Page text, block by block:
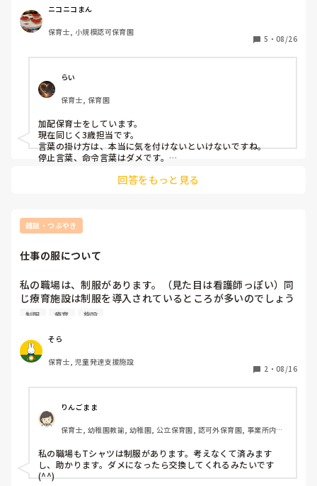
言われてもちゃんと理解しようとしてやろうとするのです
が。
どう対応していってあげたらいいのかなぁと。
私がそばにいる時は、肩トントンして、顔見て話したり、一
緒にやってみたりするのですが。毎回側についてるわけでは
ないし、他の先生は結構口調がキツかったりもするので、萎
縮するのもわかる気はするんですけど。。
療育とか発達支援って考えた時にどんな声かけ、対応がいい
のか教えていただきたいなぁと。
ニコニコまん
保育士, 小規模認可保育園
5 ・ 08/26
らい
保育士, 保育園
加配保育士をしています。
現在同じく3歳担当です。
言葉の掛け方は、本当に気を付けないといけないですね。
停止言葉、命令言葉はダメです。
事が続くとやりたくなくなってしまうと思います。
「疲れちゃったね」「分からなくなっちゃった？」
新しい事だと、先が見えないので分からなくてやめてしまう事
少し隣で寄り添ってあげる。
気分転換にその場を少し離れたりします。
時と場合、その子の状況によって、対応が変わってくるので、
ホントに難しいですね。
3歳だと、まだ自分の気持ちを言葉でうまく表現出来なかった
やめてしまった理由を探ってあげて欲しいですね。
回答をもっと見る
雑談・つぶやき
仕事の服について
私の職場は、制服があります。（見た目は看護師っぽい）同
じ療育施設は制服を導入されているところが多いのでしょう
か？
たいです！
制服 療育 施設
そら
保育士, 児童発達支援施設
2 ・ 08/16
りんごまま
保育士, 幼稚園教諭, 幼稚園, 公立保育園, 認可外保育園, 事業所内保
私の職場もTシャツは制服があります。考えなくて済みます
し、助かります。ダメになったら交換してくれるみたいです
(^^)